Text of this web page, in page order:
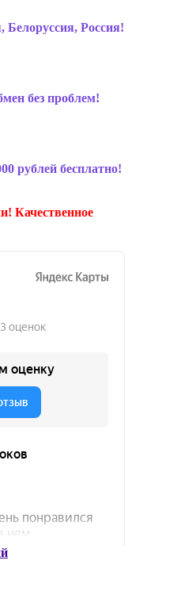
Белоруссия, Россия!
без проблем!
рублей бесплатно!
Качественное